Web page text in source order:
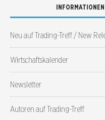
Neu auf Trading-Treff / New
Wirtschaftskalender
Newsletter
Autoren auf Trading-Treff